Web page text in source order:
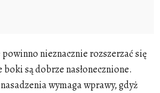
powinno nieznacznie rozszerzać się
są dobrze nasłonecznione.
wymaga wprawy, gdyż